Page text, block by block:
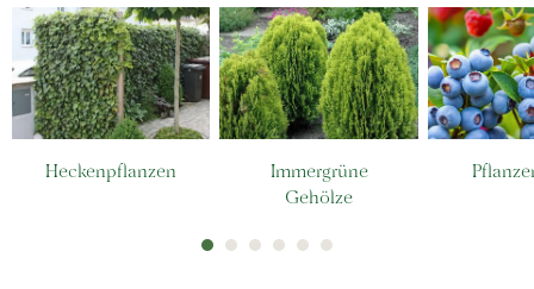
Heckenpflanzen
Immergrüne
Gehölze